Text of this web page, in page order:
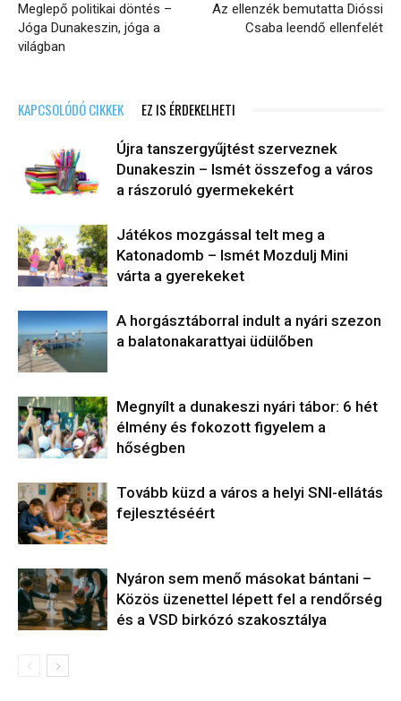
Meglepő politikai döntés –
Jóga Dunakeszin, jóga a
világban
Az ellenzék bemutatta Dióssi
Csaba leendő ellenfelét
KAPCSOLÓDÓ CIKKEK EZ IS ÉRDEKELHETI
Újra tanszergyűjtést szerveznek
Dunakeszin – Ismét összefog a város
a rászoruló gyermekekért
Játékos mozgással telt meg a
Katonadomb – Ismét Mozdulj Mini
várta a gyerekeket
A horgásztáborral indult a nyári szezon
a balatonakarattyai üdülőben
Megnyílt a dunakeszi nyári tábor: 6 hét
élmény és fokozott figyelem a
hőségben
Tovább küzd a város a helyi SNI-ellátás
fejlesztéséért
Nyáron sem menő másokat bántani –
Közös üzenettel lépett fel a rendőrség
és a VSD birkózó szakosztálya